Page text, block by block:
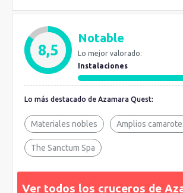
los cuáles los barcos grandes no pueden
sólo 800 pasajeros permite ofrecer un trato
distinguido, con
instalaciones
un sitio tranquilo para tomarse una buena
tu experiencia más allá gracias a sus
Es el momento y el lugar perfecto para
realidad. Buscando la máxima comodidad, se
instalaciones frescas y un ambiente más
más brillante en cada uno de los camarotes
Quest, al igual que en su gemelo Azamara
8,5
Notable
Lo mejor valorado:
Instalaciones
Lo más destacado de Azamara Quest:
Materiales nobles Amplios
The Sanctum Spa
Ver todos los cruceros de